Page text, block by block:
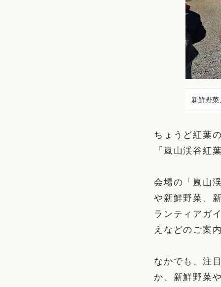
新鮮野
ちょうど紅葉
「嵐山渓谷
会場の「嵐山
や新鮮野菜、
ランティアガ
えなどのご案
なかでも、注
か、新鮮野菜